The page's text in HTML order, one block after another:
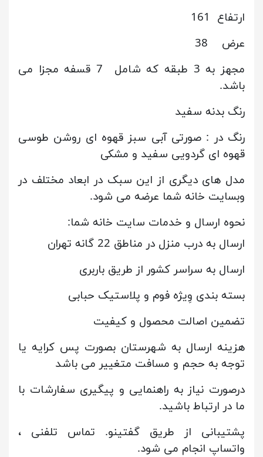
ارتفاع 161
عرض 38
مجهز به 3 طبقه که شامل 7 قسفه مجزا می
باشد.
رنگ بدنه سفید
رنگ در : صورتی آبی سبز قهوه ای روشن طوسی
قهوه ای گردویی سفید و مشکی
مدل های دیگری از این سبک در ابعاد مختلف در
وبسایت خانه شما عرضه می شود.
نحوه ارسال و خدمات سایت خانه شما:
ارسال به درب منزل در مناطق 22 گانه تهران
ارسال به سراسر کشور از طریق باربری
بسته بندی وِیژه فوم و پلاستیک حبابی
تضمین اصالت محصول و کیفیت
هزینه ارسال به شهرستان بصورت پس کرایه یا
توجه به حجم و مسافت متغییر می باشد
درصورت نیاز به راهنمایی و پیگیری سفارشات با
ما در ارتباط باشید.
پشتیبانی از طریق گفتینو. تماس تلفنی ،
واتساپ انجام می شود.